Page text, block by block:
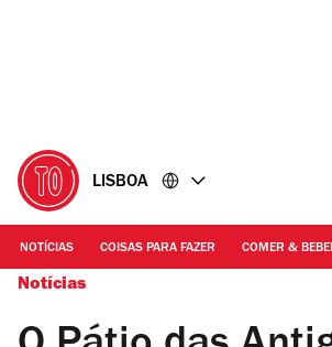
LISBOA
NOTÍCIAS COISAS PARA FAZER COMER &
Notícias